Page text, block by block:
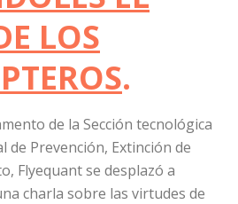
LOS
.
de la Sección tecnológica
de Prevención, Extinción de
Flyequant se desplazó a
charla sobre las virtudes de